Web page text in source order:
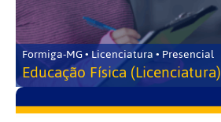
Formiga-MG • Licenciatura • Presencial
Educação Física (Licenciatura)